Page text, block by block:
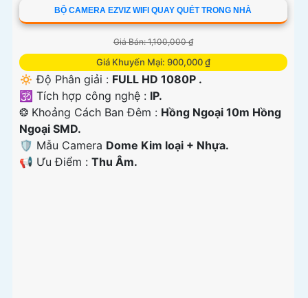
BỘ CAMERA EZVIZ WIFI QUAY QUÉT TRONG NHÀ
Giá Bán: 1,100,000 ₫
Giá Khuyến Mại: 900,000 ₫
🔅 Độ Phân giải : FULL HD 1080P .
🕉️ Tích hợp công nghệ : IP.
❂ Khoảng Cách Ban Đêm : Hồng Ngoại 10m Hồng
Ngoại SMD.
🛡 Mẫu Camera Dome Kim loại + Nhựa.
️📢 Ưu Điểm : Thu Âm.